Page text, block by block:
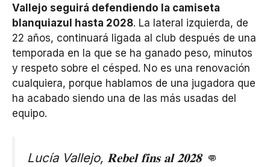
Vallejo seguirá defendiendo la camiseta
blanquiazul hasta 2028. La lateral izquierda, de
22 años, continuará ligada al club después de una
temporada en la que se ha ganado peso, minutos
y respeto sobre el césped. No es una renovación
cualquiera, porque hablamos de una jugadora que
ha acabado siendo una de las más usadas del
equipo.
Lucía Vallejo, 𝐑𝐞𝐛𝐞𝐥 𝐟𝐢𝐧𝐬 𝐚𝐥 𝟐𝟎𝟐𝟖 👊